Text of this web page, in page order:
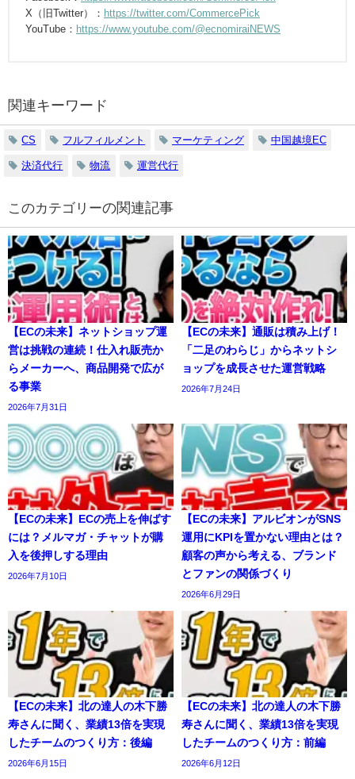
X（旧Twitter）： https://twitter.com/CommercePick
YouTube： https://www.youtube.com/@ecnomiraiNEWS
関連キーワード
CS フルフィルメント マーケティング 中国越境EC
決済代行 物流 運営代行
の関連記事
【ECの未来】ネットショップ運
営は挑戦の連続！仕入れ販売か
らメーカーへ、商品開発で広が
る事業
2026年7月31日
【ECの未来】通販は積み上げ！
「二足のわらじ」からネットシ
ョップを成長させた運営戦略
2026年7月24日
【ECの未来】ECの売上を伸ばす
には？メルマガ・チャットが購
入を後押しする理由
2026年7月10日
【ECの未来】アルビオンがSNS
運用にKPIを置かない理由とは？
顧客の声から考える、ブランド
とファンの関係づくり
2026年6月29日
【ECの未来】北の達人の木下勝
寿さんに聞く、業績13倍を実現
したチームのつくり方：後編
2026年6月15日
【ECの未来】北の達人の木下勝
寿さんに聞く、業績13倍を実現
したチームのつくり方：前編
2026年6月12日